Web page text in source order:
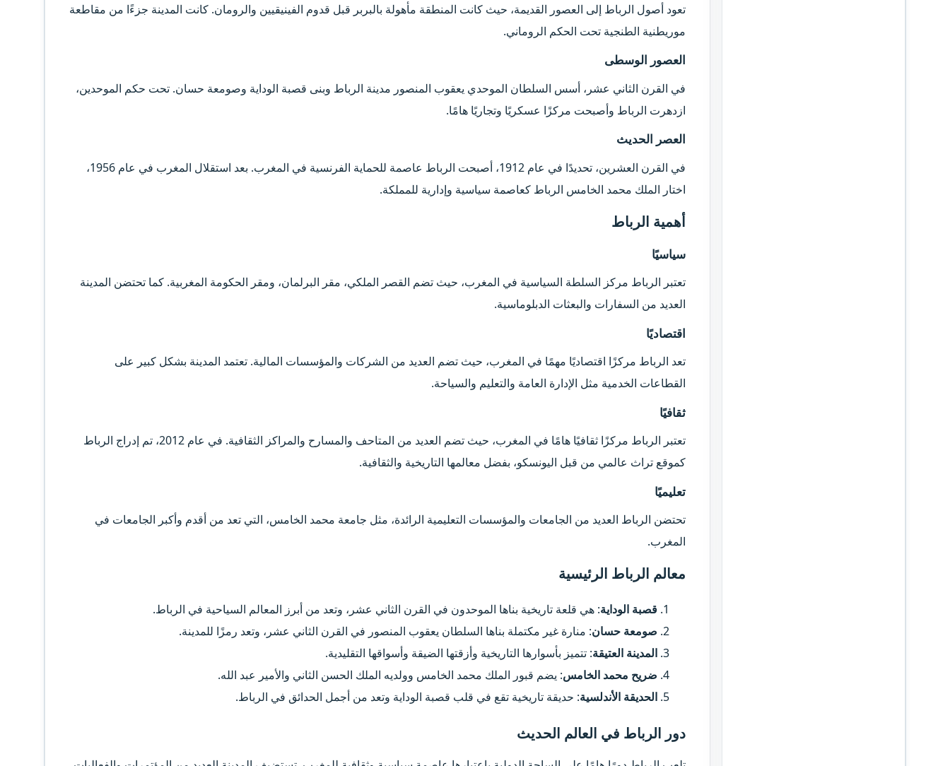
تعود أصول الرباط إلى العصور القديمة، حيث كانت المنطقة مأهولة بالبربر قبل قدوم الفينيقيين والرومان. كانت المدينة جزءًا من مقاطعة
موريطنية الطنجية تحت الحكم الروماني.
العصور الوسطى​
في القرن الثاني عشر، أسس السلطان الموحدي يعقوب المنصور مدينة الرباط وبنى قصبة الوداية وصومعة حسان. تحت حكم الموحدين،
ازدهرت الرباط وأصبحت مركزًا عسكريًا وتجاريًا هامًا.
العصر الحديث​
في القرن العشرين، تحديدًا في عام 1912، أصبحت الرباط عاصمة للحماية الفرنسية في المغرب. بعد استقلال المغرب في عام 1956،
اختار الملك محمد الخامس الرباط كعاصمة سياسية وإدارية للمملكة.
أهمية الرباط​
سياسيًا​
تعتبر الرباط مركز السلطة السياسية في المغرب، حيث تضم القصر الملكي، مقر البرلمان، ومقر الحكومة المغربية. كما تحتضن المدينة
العديد من السفارات والبعثات الدبلوماسية.
اقتصاديًا​
تعد الرباط مركزًا اقتصاديًا مهمًا في المغرب، حيث تضم العديد من الشركات والمؤسسات المالية. تعتمد المدينة بشكل كبير على
القطاعات الخدمية مثل الإدارة العامة والتعليم والسياحة.
ثقافيًا​
تعتبر الرباط مركزًا ثقافيًا هامًا في المغرب، حيث تضم العديد من المتاحف والمسارح والمراكز الثقافية. في عام 2012، تم إدراج الرباط
كموقع تراث عالمي من قبل اليونسكو، بفضل معالمها التاريخية والثقافية.
تعليميًا​
تحتضن الرباط العديد من الجامعات والمؤسسات التعليمية الرائدة، مثل جامعة محمد الخامس، التي تعد من أقدم وأكبر الجامعات في
المغرب.
معالم الرباط الرئيسية​
قصبة الوداية: هي قلعة تاريخية بناها الموحدون في القرن الثاني عشر، وتعد من أبرز المعالم السياحية في الرباط.
صومعة حسان: منارة غير مكتملة بناها السلطان يعقوب المنصور في القرن الثاني عشر، وتعد رمزًا للمدينة.
المدينة العتيقة: تتميز بأسوارها التاريخية وأزقتها الضيقة وأسواقها التقليدية.
ضريح محمد الخامس: يضم قبور الملك محمد الخامس وولديه الملك الحسن الثاني والأمير عبد الله.
الحديقة الأندلسية: حديقة تاريخية تقع في قلب قصبة الوداية وتعد من أجمل الحدائق في الرباط.
دور الرباط في العالم الحديث​